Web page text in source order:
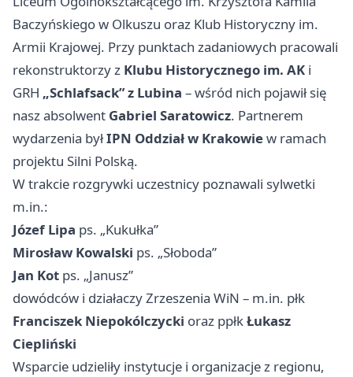
Baczyńskiego w Olkuszu oraz Klub Historyczny im.
Armii Krajowej. Przy punktach zadaniowych pracowali
rekonstruktorzy z Klubu Historycznego im. AK i
GRH „Schlafsack” z Lubina – wśród nich pojawił się
nasz absolwent Gabriel Saratowicz. Partnerem
wydarzenia byłIPN Oddział w Krakowiew ramach
projektu Silni Polską.
W trakcie rozgrywki uczestnicy poznawali sylwetki
m.in.:
Józef Lipa ps. „Kukułka”
Mirosław Kowalski ps. „Słoboda”
Jan Kot ps. „Janusz”
dowódców i działaczy Zrzeszenia WiN – m.in. płk
Franciszek Niepokólczycki oraz ppłkŁukasz
Ciepliński
Wsparcie udzieliły instytucje i organizacje z regionu,